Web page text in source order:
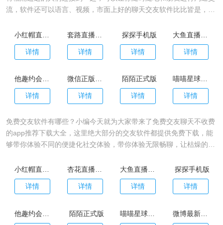
流，软件还可以语言、视频，市面上好的聊天交友软件比比皆是，除
就为大家带来了很多不花钱的免费聊天交友软件，欢迎有需要的用户
前来下载使用。
详情 详情
探探手机版
详情 详情
他趣约会app官网版
详情
微信正版最新版
详情
陌陌正式版
详情
喵喵星球app安卓版
详情
免费交友软件有哪些？小编今天就为大家带来了免费交友聊天不收费
的app推荐下载大全，这里绝大部分的交友软件都提供免费下载，能
够带你体验不同的便捷化社交体验，带你体验无限畅聊，让枯燥的生
陌、探探、Uki等多款软件，各种各样的交友软件应有尽有，没有你
找不到，快来看看吧！
详情 详情 详情
探探手机版
详情
陌陌正式版